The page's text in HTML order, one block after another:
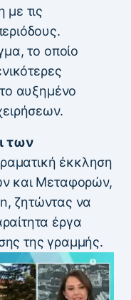
με τις
το οποίο
αυξημένο
των
έκκληση
και Μεταφορών,
ζητώντας να
έργα
της γραμμής.